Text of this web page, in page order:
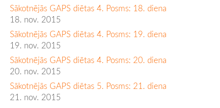
Sākotnējās GAPS diētas 4. Posms: 18. diena
18. nov. 2015
Sākotnējās GAPS diētas 4. Posms: 19. diena
19. nov. 2015
Sākotnējās GAPS diētas 4. Posms: 20. diena
20. nov. 2015
Sākotnējās GAPS diētas 5. Posms: 21. diena
21. nov. 2015